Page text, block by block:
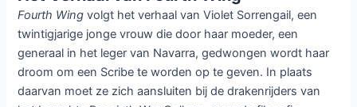
roer. Deze aankondiging, vlak voor de release van
het tweede boek Iron Flame, deed de
verwachtingen rond de adaptatie exponentieel
groeien.